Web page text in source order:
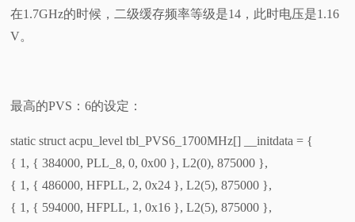
在1.7GHz的时候，二级缓存频率等级是14，此时电压是1.16
V。
最高的PVS：6的设定：
static struct acpu_level tbl_PVS6_1700MHz[] __initdata = {
{ 1, { 384000, PLL_8, 0, 0x00 }, L2(0), 875000 },
{ 1, { 486000, HFPLL, 2, 0x24 }, L2(5), 875000 },
{ 1, { 594000, HFPLL, 1, 0x16 }, L2(5), 875000 },